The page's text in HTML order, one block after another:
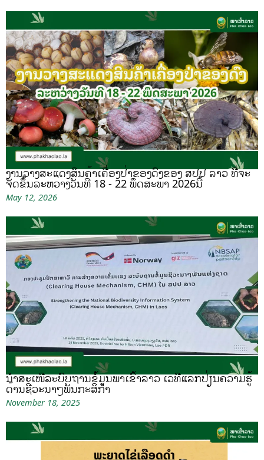
ງານວາງສະແດງສິນຄ້າເຄື່ອງປ່າຂອງດົງຂອງ ສປປ ລາວ ທີ່ຈະ
ຈັດຂຶ້ນລະຫວ່າງວັນທີ 18 - 22 ພຶດສະພາ 2026ນີ້
May 12, 2026
ນຳສະເໜີລະບົບຖານຂໍ້ມູນພາເຂົ້າລາວ ເວທີແລກປ່ຽນຄວາມຮູ້
ດ້ານຊີວະນາໆພັນກະສິກຳ
November 18, 2025